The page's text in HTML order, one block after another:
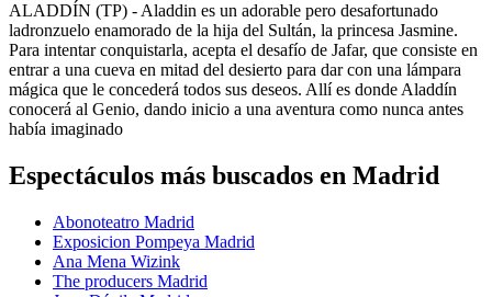
ALADDÍN (TP) - Aladdin es un adorable pero desafortunado
ladronzuelo enamorado de la hija del Sultán, la princesa Jasmine.
Para intentar conquistarla, acepta el desafío de Jafar, que consiste en
entrar a una cueva en mitad del desierto para dar con una lámpara
mágica que le concederá todos sus deseos. Allí es donde Aladdín
conocerá al Genio, dando inicio a una aventura como nunca antes
había imaginado
Espectáculos más buscados en Madrid
Abonoteatro Madrid
Exposicion Pompeya Madrid
Ana Mena Wizink
The producers Madrid